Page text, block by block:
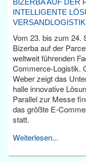
BIZERBA AUF DER
INTELLIGENTE
Vom 23. bis zum 24.
Bizerba auf der
weltweit führenden
Commerce-Logistik.
Weber zeigt das
halle innovative
Parallel zur Messe
das größte E-
statt.
Weiterlesen...